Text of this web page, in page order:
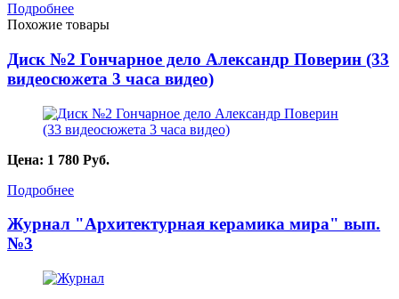
Подробнее
Похожие товары
Диск №2 Гончарное дело Александр Поверин (33
видеосюжета 3 часа видео)
Цена: 1 780 Руб.
Подробнее
Журнал "Архитектурная керамика мира" вып.
№3